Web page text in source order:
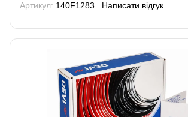
Артикул: 140F1283 Написати відгук